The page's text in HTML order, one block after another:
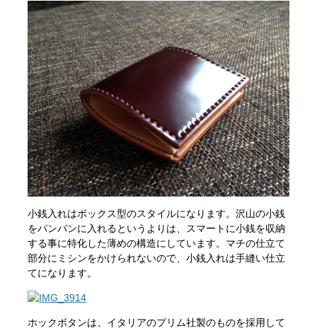
小銭入れはボックス型のスタイルになります。沢山の小銭
をパンパンに入れるというよりは、スマートに小銭を収納
する事に特化した薄めの構造にしています。マチの仕立て
部分にミシンをかけられないので、小銭入れは手縫い仕立
てになります。
ホックボタンは、イタリアのプリム社製のものを採用して